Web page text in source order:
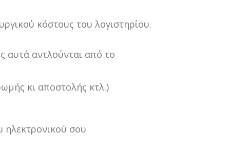
κόστους του λογιστηρίου.
αυτά αντλούνται από το
κι αποστολής κτλ.)
ηλεκτρονικού σου